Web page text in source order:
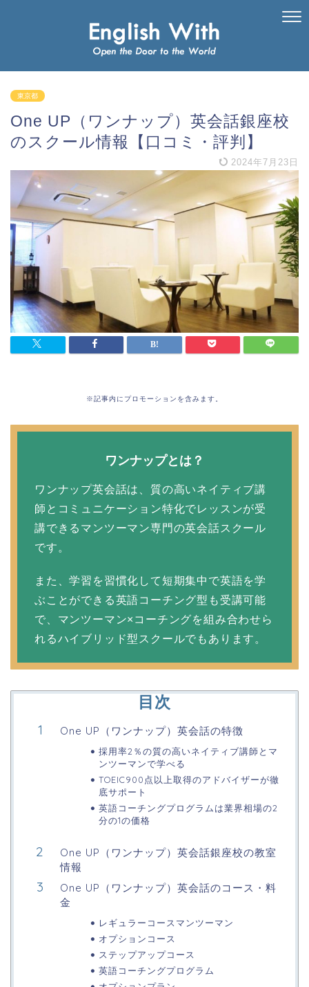
東京都
One UP（ワンナップ）英会話銀座校
のスクール情報【口コミ・評判】
2024年7月23日
※記事内にプロモーションを含みます。
ワンナップとは？
ワンナップ英会話は、質の高いネイティブ講
師とコミュニケーション特化でレッスンが受
講できるマンツーマン専門の英会話スクール
です。
また、学習を習慣化して短期集中で英語を学
ぶことができる英語コーチング型も受講可能
で、マンツーマン×コーチングを組み合わせら
れるハイブリッド型スクールでもあります。
目次
One UP（ワンナップ）英会話の特徴
採用率2％の質の高いネイティブ講師とマ
ンツーマンで学べる
TOEIC900点以上取得のアドバイザーが徹
底サポート
英語コーチングプログラムは業界相場の2
分の1の価格
One UP（ワンナップ）英会話銀座校の教室
情報
One UP（ワンナップ）英会話のコース・料
金
レギュラーコースマンツーマン
オプションコース
ステップアップコース
英語コーチングプログラム